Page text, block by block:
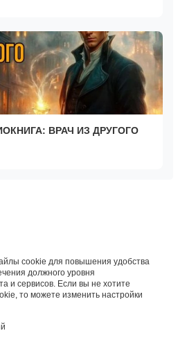
ВРАЧ ИЗ ДРУГОГО
cookie для повышения удобства
должного уровня
и сервисов. Если вы не хотите
то можете изменить настройки